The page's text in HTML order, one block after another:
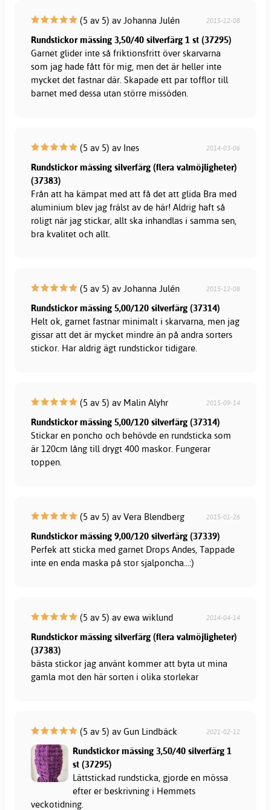
(5 av 5) av Johanna Julén 2015-12-08
Rundstickor mässing 3,50/40 silverfärg 1 st (37295)
Garnet glider inte så friktionsfritt över skarvarna
som jag hade fått för mig, men det är heller inte
mycket det fastnar där. Skapade ett par tofflor till
barnet med dessa utan större missöden.
(5 av 5) av Ines 2014-03-06
Rundstickor mässing silverfärg (flera valmöjligheter)
(37383)
Från att ha kämpat med att få det att glida Bra med
aluminium blev jag frälst av de här! Aldrig haft så
roligt när jag stickar, allt ska inhandlas i samma sen,
bra kvalitet och allt.
(5 av 5) av Johanna Julén 2015-12-08
Rundstickor mässing 5,00/120 silverfärg (37314)
Helt ok, garnet fastnar minimalt i skarvarna, men jag
gissar att det är mycket mindre än på andra sorters
stickor. Har aldrig ägt rundstickor tidigare.
(5 av 5) av Malin Alyhr 2015-09-14
Rundstickor mässing 5,00/120 silverfärg (37314)
Stickar en poncho och behövde en rundsticka som
är 120cm lång till drygt 400 maskor. Fungerar
toppen.
(5 av 5) av Vera Blendberg 2015-01-26
Rundstickor mässing 9,00/120 silverfärg (37339)
Perfek att sticka med garnet Drops Andes, Tappade
inte en enda maska på stor sjalponcha...:)
(5 av 5) av ewa wiklund 2014-04-14
Rundstickor mässing silverfärg (flera valmöjligheter)
(37383)
bästa stickor jag använt kommer att byta ut mina
gamla mot den här sorten i olika storlekar
(5 av 5) av Gun Lindbäck 2021-02-12
Rundstickor mässing 3,50/40 silverfärg 1
st (37295)
Lättstickad rundsticka, gjorde en mössa
efter er beskrivning i Hemmets
veckotidning.